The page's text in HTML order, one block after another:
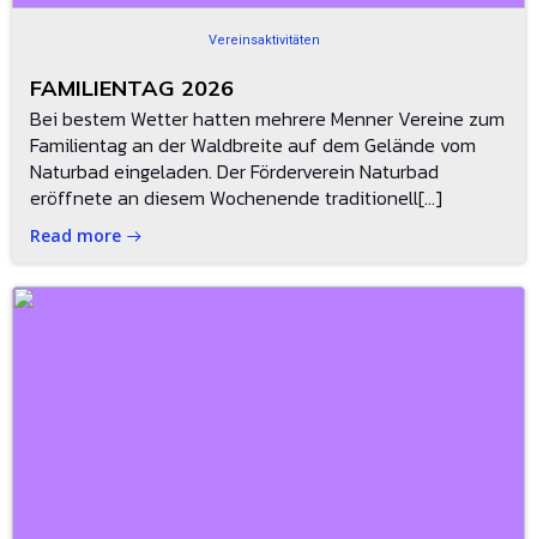
Vereinsaktivitäten
FAMILIENTAG 2026
Bei bestem Wetter hatten mehrere Menner Vereine zum
Familientag an der Waldbreite auf dem Gelände vom
Naturbad eingeladen. Der Förderverein Naturbad
eröffnete an diesem Wochenende traditionell[…]
Read more